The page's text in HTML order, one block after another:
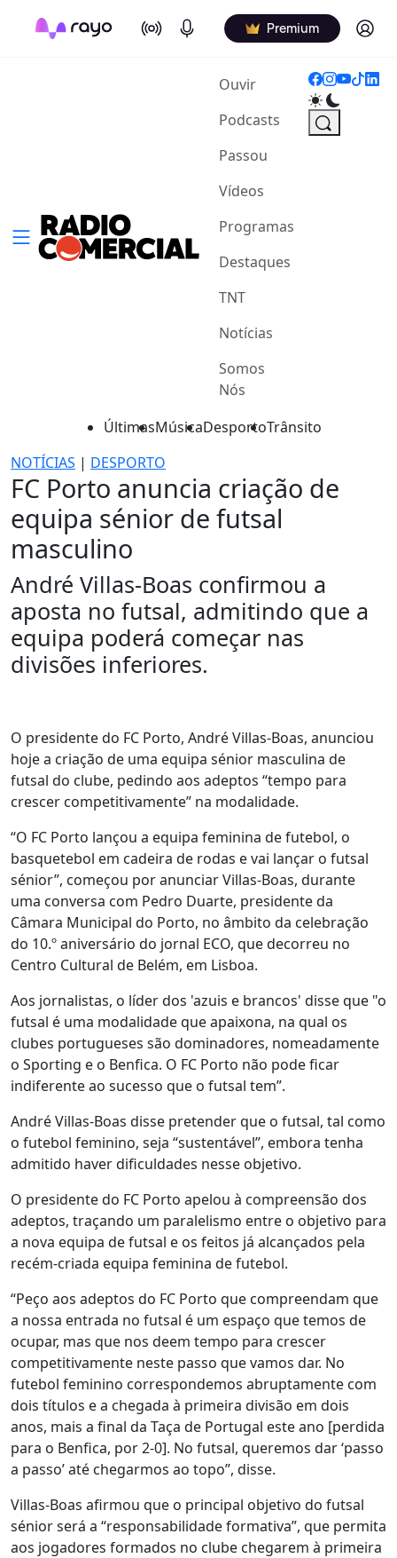
On Air Podcasts Premium Log in
Ouvir(current)
Podcasts
Passou
Vídeos
Programas
Destaques
TNT
Notícias
Somos
Nós
ÚltimasMúsicaDesportoTrânsito
NOTÍCIAS | DESPORTO
FC Porto anuncia criação de
equipa sénior de futsal
masculino
André Villas-Boas confirmou a
aposta no futsal, admitindo que a
equipa poderá começar nas
divisões inferiores.
O presidente do FC Porto, André Villas-Boas, anunciou
hoje a criação de uma equipa sénior masculina de
futsal do clube, pedindo aos adeptos “tempo para
crescer competitivamente” na modalidade.
“O FC Porto lançou a equipa feminina de futebol, o
basquetebol em cadeira de rodas e vai lançar o futsal
sénior”, começou por anunciar Villas-Boas, durante
uma conversa com Pedro Duarte, presidente da
Câmara Municipal do Porto, no âmbito da celebração
do 10.º aniversário do jornal ECO, que decorreu no
Centro Cultural de Belém, em Lisboa.
Aos jornalistas, o líder dos 'azuis e brancos' disse que "o
futsal é uma modalidade que apaixona, na qual os
clubes portugueses são dominadores, nomeadamente
o Sporting e o Benfica. O FC Porto não pode ficar
indiferente ao sucesso que o futsal tem”.
André Villas-Boas disse pretender que o futsal, tal como
o futebol feminino, seja “sustentável”, embora tenha
admitido haver dificuldades nesse objetivo.
O presidente do FC Porto apelou à compreensão dos
adeptos, traçando um paralelismo entre o objetivo para
a nova equipa de futsal e os feitos já alcançados pela
recém-criada equipa feminina de futebol.
“Peço aos adeptos do FC Porto que compreendam que
a nossa entrada no futsal é um espaço que temos de
ocupar, mas que nos deem tempo para crescer
competitivamente neste passo que vamos dar. No
futebol feminino correspondemos abruptamente com
dois títulos e a chegada à primeira divisão em dois
anos, mais a final da Taça de Portugal este ano [perdida
para o Benfica, por 2-0]. No futsal, queremos dar ‘passo
a passo’ até chegarmos ao topo”, disse.
Villas-Boas afirmou que o principal objetivo do futsal
sénior será a “responsabilidade formativa”, que permita
aos jogadores formados no clube chegarem à primeira